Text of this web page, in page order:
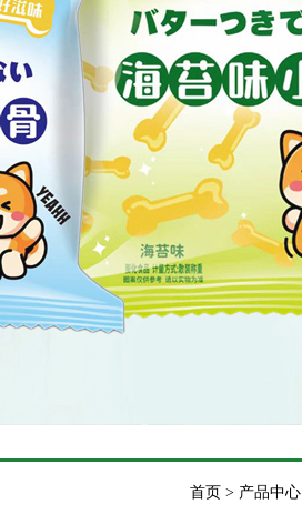
首页 > 产品中心